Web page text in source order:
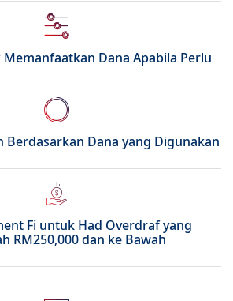
Dana Apabila Perlu
Berdasarkan Dana yang Digunakan
Fi untuk Had Overdraf yang
RM250,000 dan ke Bawah